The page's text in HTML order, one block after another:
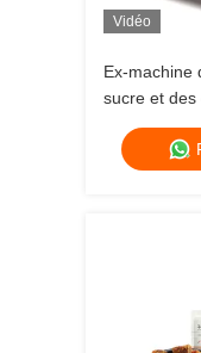
Vidéo
Ex-machine
sucre et des
machine de
haricots